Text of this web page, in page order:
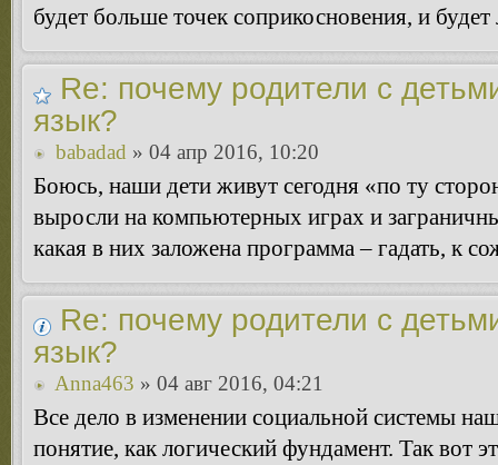
будет больше точек соприкосновения, и
Re: почему родители с
язык?
babadad » 04 апр 2016, 10:20
Боюсь, наши дети живут сегодня «по ту
выросли на компьютерных играх и
какая в них заложена программа – гадать, к
Re: почему родители с
язык?
Anna463 » 04 авг 2016, 04:21
Все дело в изменении социальной системы
понятие, как логический фундамент. Так вот